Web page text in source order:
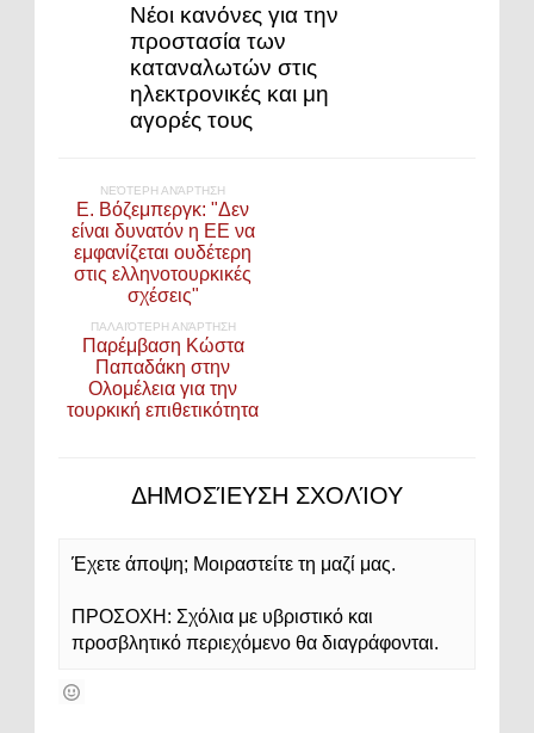
Νέοι κανόνες για την
προστασία των
καταναλωτών στις
ηλεκτρονικές και μη
αγορές τους
ΝΕΌΤΕΡΗ ΑΝΆΡΤΗΣΗ
Ε. Βόζεμπεργκ: "Δεν
είναι δυνατόν η ΕΕ να
εμφανίζεται ουδέτερη
στις ελληνοτουρκικές
σχέσεις"
ΠΑΛΑΙΌΤΕΡΗ ΑΝΆΡΤΗΣΗ
Παρέμβαση Κώστα
Παπαδάκη στην
Ολομέλεια για την
τουρκική επιθετικότητα
ΔΗΜΟΣΊΕΥΣΗ ΣΧΟΛΊΟΥ
Έχετε άποψη; Μοιραστείτε τη μαζί μας.
ΠΡΟΣΟΧΗ: Σχόλια με υβριστικό και
προσβλητικό περιεχόμενο θα διαγράφονται.